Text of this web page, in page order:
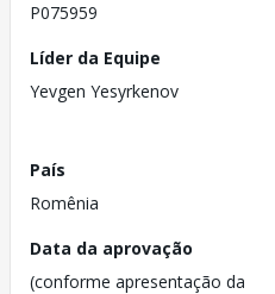
P075959
Líder da Equipe
Yevgen Yesyrkenov
País
Romênia
Data da aprovação
(conforme apresentação da